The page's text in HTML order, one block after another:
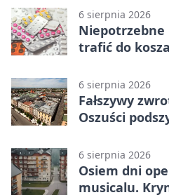
6 sierpnia 2026
trafić do
6 sierpnia 2026
Fałszywy
Oszuści
6 sierpnia 2026
Osiem dni
musicalu.